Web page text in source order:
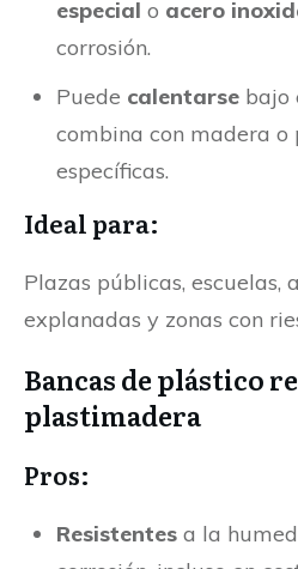
especial o acero
corrosión.
Puede calentarse bajo
combina con madera o
específicas.
Ideal para:
Plazas públicas, escuelas,
explanadas y zonas con
Bancas de plástico
plastimadera
Pros:
Resistentes a la